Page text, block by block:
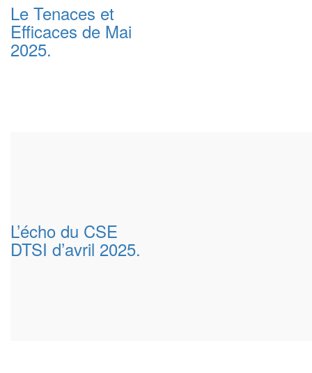
Le Tenaces et
Efficaces de Mai
2025.
L’écho du CSE
DTSI d’avril 2025.